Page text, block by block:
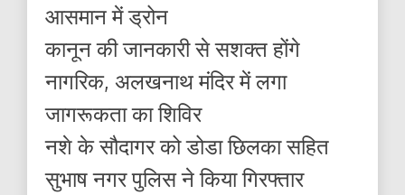
आसमान में ड्रोन
कानून की जानकारी से सशक्त होंगे
नागरिक, अलखनाथ मंदिर में लगा
जागरूकता का शिविर
नशे के सौदागर को डोडा छिलका सहित
सुभाष नगर पुलिस ने किया गिरफ्तार